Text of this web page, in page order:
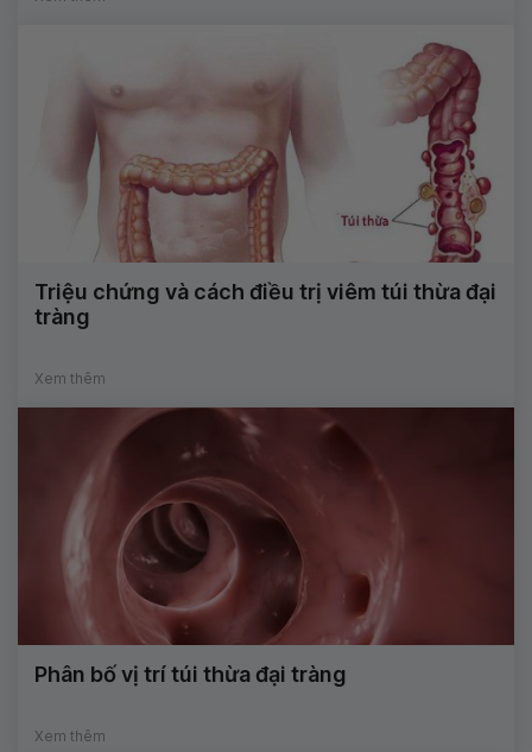
Triệu chứng và cách điều trị viêm túi thừa đại
tràng
Xem thêm
Phân bố vị trí túi thừa đại tràng
Xem thêm